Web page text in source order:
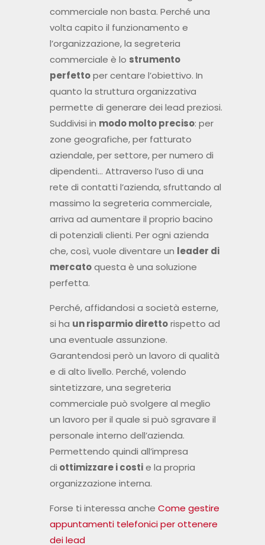
quanto la struttura organizzativa
permette di generare dei lead preziosi.
Suddivisi inmodo molto preciso
zone geografiche, per fatturato
aziendale, per settore, per numero di
dipendenti… Attraverso l’uso di una
rete di contatti l’azienda, sfruttando al
massimo la segreteria commerciale,
arriva ad aumentare il proprio bacino
di potenziali clienti. Per ogni azienda
che, così, vuole diventare un leader di
mercatoquesta è una soluzione
perfetta.
Perché, affidandosi a società esterne,
si haun risparmio direttorispetto ad
una eventuale assunzione.
Garantendosi però un lavoro di qualità
sintetizzare, una segreteria
commerciale può svolgere al meglio
un lavoro per il quale si può sgravare il
personale interno dell’azienda.
Permettendo quindi all’impresa
diottimizzare i costie la propria
organizzazione interna.
Forse ti interessa ancheCome gestire
appuntamenti telefonici per ottenere
dei lead
Vuoi avere un esempio di una perfetta
telefonata commerciale? Scarica il
nostro contenuto